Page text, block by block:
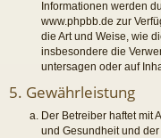
Informationen werden
www.phpbb.de zur
die Art und Weise, wie
insbesondere die
untersagen oder auf
5. Gewährleistung
Der Betreiber haftet mit
und Gesundheit und